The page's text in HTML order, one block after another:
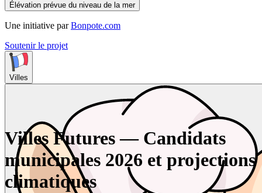
Élévation prévue du niveau de la mer
Une initiative par Bonpote.com
Soutenir le projet
Villes
Villes Futures — Candidats
municipales 2026 et projections
climatiques